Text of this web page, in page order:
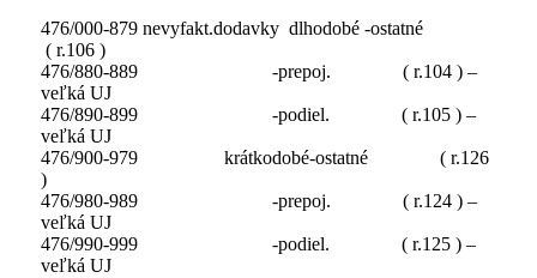
476/000-879 nevyfakt.dodavky dlhodobé -ostatné
( r.106 )
476/880-889 -prepoj. ( r.104 ) –
veľká UJ
476/890-899 -podiel. ( r.105 ) –
veľká UJ
476/900-979 krátkodobé-ostatné ( r.126
)
476/980-989 -prepoj. ( r.124 ) –
veľká UJ
476/990-999 -podiel. ( r.125 ) –
veľká UJ